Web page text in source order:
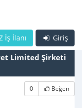
Giriş
İş İlanı
Limited Şirketi
0 Beğen